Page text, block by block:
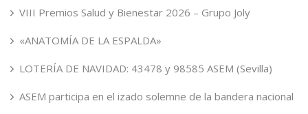
VIII Premios Salud y Bienestar 2026 – Grupo Joly
«ANATOMÍA DE LA ESPALDA»
LOTERÍA DE NAVIDAD: 43478 y 98585 ASEM (Sevilla)
ASEM participa en el izado solemne de la bandera nacional